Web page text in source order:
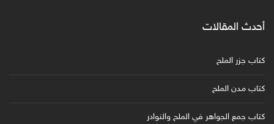
أحدث المقالات
كتاب جزر الملح
كتاب مدن الملح
كتاب جمع الجواهر في الملح والنوادر